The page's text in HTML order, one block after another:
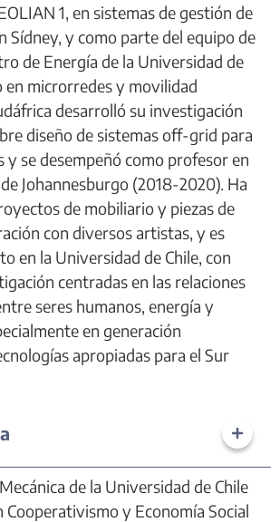
1, en sistemas de gestión de
Sídney, y como parte del equipo de
de Energía de la Universidad de
en microrredes y movilidad
desarrolló su investigación
diseño de sistemas off-grid para
y se desempeñó como profesor en
Johannesburgo (2018-2020). Ha
de mobiliario y piezas de
con diversos artistas, y es
en la Universidad de Chile, con
centradas en las relaciones
seres humanos, energía y
en generación
apropiadas para el Sur
de la Universidad de Chile
Cooperativismo y Economía Social